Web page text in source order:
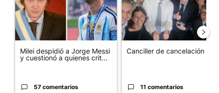
Milei despidió a Jorge Messi
y cuestionó a quienes crit...
57 comentarios
Canciller de cancelación
11 comentarios